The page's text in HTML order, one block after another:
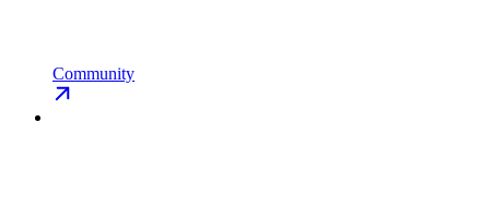
Community